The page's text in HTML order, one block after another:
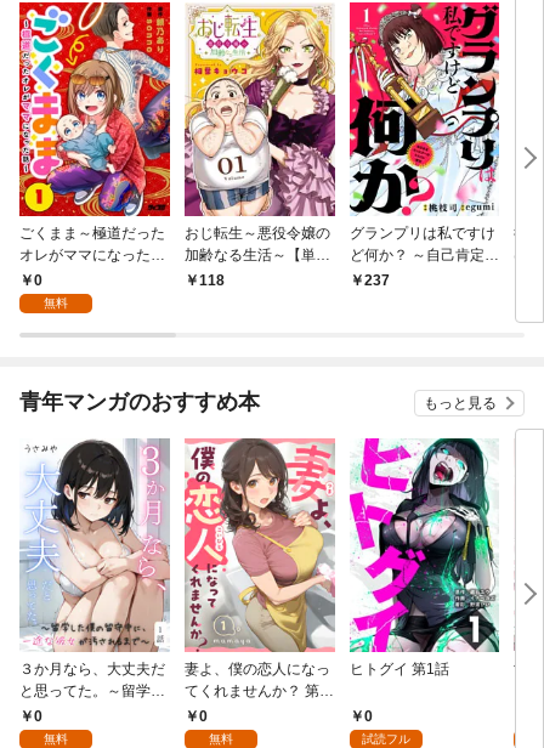
ごくまま～極道だった
オレがママになった話
～【単話】（１）
0
無料
おじ転生～悪役令嬢の
加齢なる生活～【単
話】（１）
118
グランプリは私ですけ
ど何か？ ～自己肯定モ
ンスターのミスコン無
237
後
は
青年マンガのおすすめ本 もっと見る
３か月なら、大丈夫だ
と思ってた。～留学し
た僕の留守中に、一途
な彼女が汚されるまで
0
無料
妻よ、僕の恋人になっ
てくれませんか？ 第1
話0
無料
ヒトグイ 第1話
0
試読フル
世